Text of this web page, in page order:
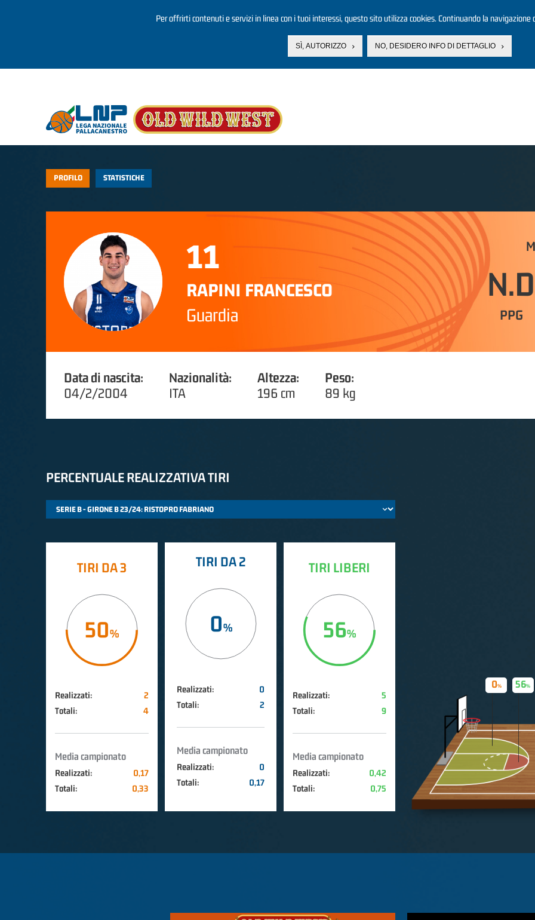
Per offrirti contenuti e servizi in linea con i tuoi interessi, questo sito utilizza cookies. Continuando la navigazione
SÌ, AUTORIZZO NO, DESIDERO INFO DI DETTAGLIO
PROFILO STATISTICHE
11
RAPINI FRANCESCO
Guardia
N.D
PPG
Data di nascita:
04/2/2004
Nazionalità:
ITA
Altezza:
196 cm
Peso:
89 kg
PERCENTUALE REALIZZATIVA TIRI
TIRI DA 3
50
Realizzati:
2
Totali:
4
Media campionato
Realizzati:
0,17
Totali:
0,33
TIRI DA 2
0
Realizzati:
0
Totali:
2
Media campionato
Realizzati:
0
Totali:
0,17
TIRI LIBERI
56
Realizzati:
5
Totali:
9
Media campionato
Realizzati:
0,42
Totali:
0,75
56
0